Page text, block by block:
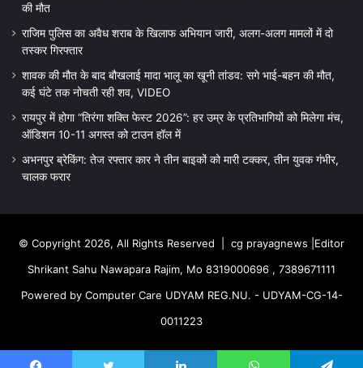
की मौत
राजिम पुलिस का अवैध शराब के खिलाफ अभियान जारी, अलग-अलग मामलों में दो
तस्कर गिरफ्तार
शावक की मौत के बाद बौखलाई मादा भालू का खूनी तांडव: सगे भाई-बहन की मौत,
कई घंटे तक नोचती रही शव, VIDEO
रायपुर में होगा “तिरंगा शक्ति फेस्ट 2026”: हर उम्र के प्रतिभागियों को मिलेगा मंच,
ऑडिशन 10-11 अगस्त को टाउन हॉल में
अभनपुर ब्रेकिंग: तेज रफ्तार कार ने तीन बाइकों को मारी टक्कर, तीन युवक गंभीर,
चालक फरार
© Copyright 2026, All Rights Reserved | cg prayagnews |Editor
Shrikant Sahu Nawapara Rajim, Mo 8319000696 , 7389671111
Powered by Computer Care UDYAM REG.NU. - UDYAM-CG-14-
0011223